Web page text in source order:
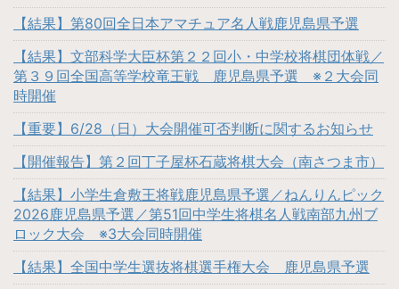
【結果】第80回全日本アマチュア名人戦鹿児島県予選
【結果】文部科学大臣杯第２２回小・中学校将棋団体戦／
第３９回全国高等学校竜王戦 鹿児島県予選 ※２大会同
時開催
【重要】6/28（日）大会開催可否判断に関するお知らせ
【開催報告】第２回丁子屋杯石蔵将棋大会（南さつま市）
【結果】小学生倉敷王将戦鹿児島県予選／ねんりんピック
2026鹿児島県予選／第51回中学生将棋名人戦南部九州ブ
ロック大会 ※3大会同時開催
【結果】全国中学生選抜将棋選手権大会 鹿児島県予選